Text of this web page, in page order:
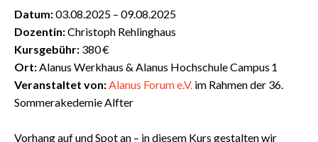
Datum:03.08.2025 – 09.08.2025
Dozentin:Christoph Rehlinghaus
Kursgebühr: 380 €
Ort:Alanus Werkhaus & Alanus Hochschule Campus 1
Veranstaltet von:Alanus Forum e.V. im Rahmen der 36.
Sommerakedemie Alfter
Vorhang auf und Spot an – in diesem Kurs gestalten wir